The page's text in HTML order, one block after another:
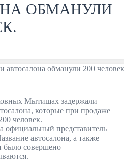
ОБМАНУЛИ
Мытищах задержали
которые при продаже
человек.
официальный представитель
автосалона, а также
было совершено